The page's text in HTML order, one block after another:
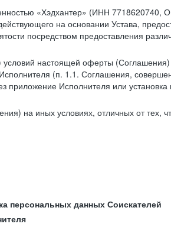
«Хэдхантер» (ИНН
на основании Устава,
посредством предоставления
настоящей оферты
(п. 1.1. Соглашения,
приложение Исполнителя или
на иных условиях, отличных от тех,
персональных данных Соискателей